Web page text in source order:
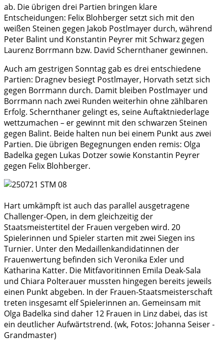
ab. Die übrigen drei Partien bringen klare
Entscheidungen: Felix Blohberger setzt sich mit den
weißen Steinen gegen Jakob Postlmayer durch, während
Peter Balint und Konstantin Peyrer mit Schwarz gegen
Laurenz Borrmann bzw. David Schernthaner gewinnen.
Auch am gestrigen Sonntag gab es drei entschiedene
Partien: Dragnev besiegt Postlmayer, Horvath setzt sich
gegen Borrmann durch. Damit bleiben Postlmayer und
Borrmann nach zwei Runden weiterhin ohne zählbaren
Erfolg. Schernthaner gelingt es, seine Auftaktniederlage
wettzumachen – er gewinnt mit den schwarzen Steinen
gegen Balint. Beide halten nun bei einem Punkt aus zwei
Partien. Die übrigen Begegnungen enden remis: Olga
Badelka gegen Lukas Dotzer sowie Konstantin Peyrer
gegen Felix Blohberger.
Hart umkämpft ist auch das parallel ausgetragene
Challenger-Open, in dem gleichzeitig der
Staatsmeistertitel der Frauen vergeben wird. 20
Spielerinnen und Spieler starten mit zwei Siegen ins
Turnier. Unter den Medaillenkandidatinnen der
Frauenwertung befinden sich Veronika Exler und
Katharina Katter. Die Mitfavoritinnen Emila Deak-Sala
und Chiara Polterauer mussten hingegen bereits jeweils
einen Punkt abgeben. In der Frauen-Staatsmeisterschaft
treten insgesamt elf Spielerinnen an. Gemeinsam mit
Olga Badelka sind daher 12 Frauen in Linz dabei, das ist
ein deutlicher Aufwärtstrend. (wk, Fotos: Johanna Seiser -
Grandmaster)